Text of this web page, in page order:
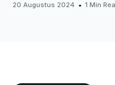
20 Augustus 2024 1 Min